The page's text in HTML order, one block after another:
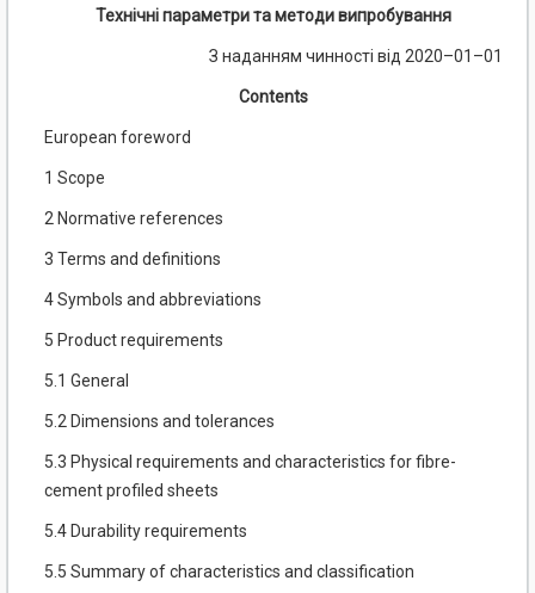
Технічні параметри та методи випробування
З наданням чинності від 2020–01–01
Contents
European foreword
1 Scope
2 Normative references
3 Terms and definitions
4 Symbols and abbreviations
5 Product requirements
5.1 General
5.2 Dimensions and tolerances
5.3 Physical requirements and characteristics for fibre-
cement profiled sheets
5.4 Durability requirements
5.5 Summary of characteristics and classification